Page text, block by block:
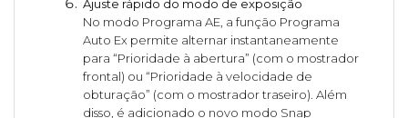
Ajuste rápido do modo de exposição
No modo Programa AE, a função Programa
Auto Ex permite alternar instantaneamente
para “Prioridade à abertura” (com o mostrador
frontal) ou “Prioridade à velocidade de
obturação” (com o mostrador traseiro). Além
disso, é adicionado o novo modo Snap